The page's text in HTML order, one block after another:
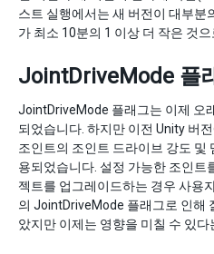
스트 실행에서는 새 버전이 대부분
가 최소 10분의 1 이상 더 작은 것
JointDriveMode 플
JointDriveMode 플래그는 이제 오
되었습니다. 하지만 이전 Unity 버
조인트의 조인트 드라이브 강도 및
용되었습니다. 설정 가능한 조인트
젝트를 업그레이드하는 경우 사용
의 JointDriveMode 플래그로 인해
았지만 이제는 영향을 미칠 수 있다